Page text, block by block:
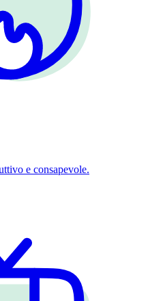
e consapevole.